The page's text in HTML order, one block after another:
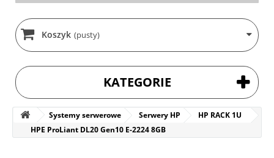
Koszyk (pusty)
KATEGORIE
Systemy serwerowe Serwery HP
HP RACK 1U
HPE ProLiant DL20 Gen10 E-2224 8GB